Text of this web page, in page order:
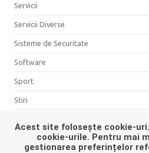
Servicii
Servicii Diverse
Sisteme de Securitate
Software
Sport
Stiri
Turism
Acest site folosește cookie-
cookie-urile. Pentru mai
gestionarea preferințelor